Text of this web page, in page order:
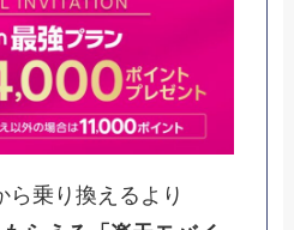
ら乗り換えるより